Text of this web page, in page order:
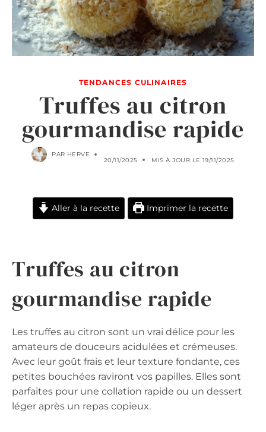
TENDANCES CULINAIRES
Truffes au citron
gourmandise rapide
PAR HERVE
20/11/2025 MIS À JOUR LE 19/11/2025
Aller à la recette Imprimer la recette
Truffes au citron
gourmandise rapide
Les truffes au citron sont un vrai délice pour les
amateurs de douceurs acidulées et crémeuses.
Avec leur goût frais et leur texture fondante, ces
petites bouchées raviront vos papilles. Elles sont
parfaites pour une collation rapide ou un dessert
léger après un repas copieux.